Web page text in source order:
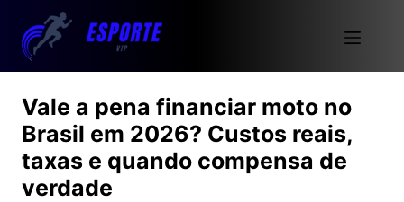
Vale a pena financiar moto no
Brasil em 2026? Custos reais,
taxas e quando compensa de
verdade